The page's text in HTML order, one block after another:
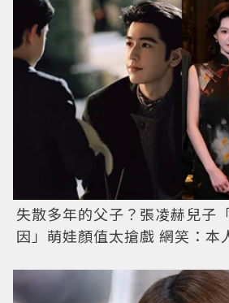
失散多年的父子？張凌赫兒子
因」萌娃顏值太搶戲 網笑：本